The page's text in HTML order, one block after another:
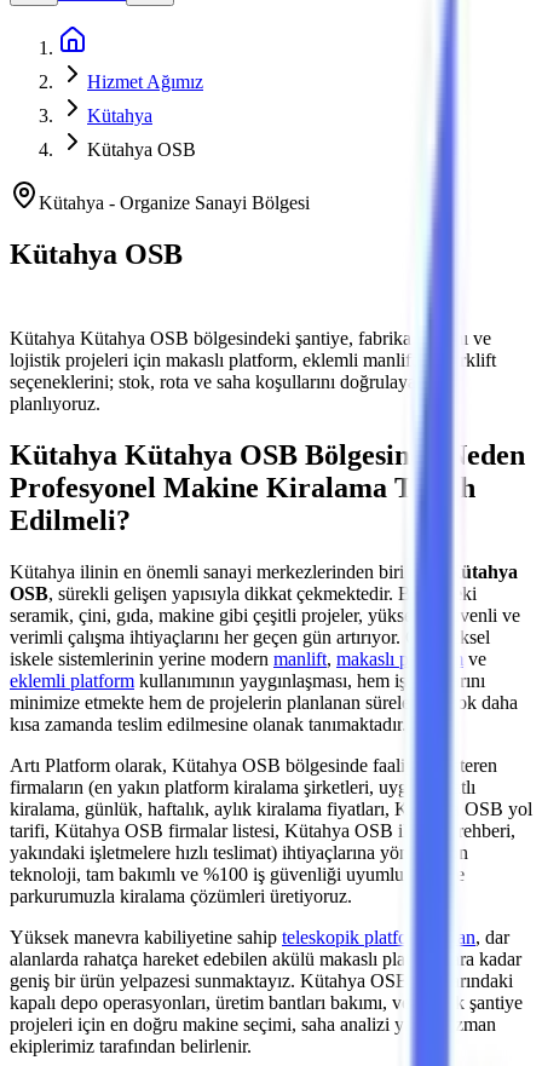
Hizmet Ağımız
Kütahya
Kütahya OSB
Kütahya - Organize Sanayi Bölgesi
Kütahya OSB
Kütahya Kütahya OSB bölgesindeki şantiye, fabrika bakımı ve
lojistik projeleri için makaslı platform, eklemli manlift ve forklift
seçeneklerini; stok, rota ve saha koşullarını doğrulayarak
planlıyoruz.
Kütahya Kütahya OSB Bölgesinde Neden
Profesyonel Makine Kiralama Tercih
Edilmeli?
Kütahya ilinin en önemli sanayi merkezlerinden biri olan
Kütahya
OSB, sürekli gelişen yapısıyla dikkat çekmektedir. Bölgedeki
seramik, çini, gıda, makine gibi çeşitli projeler, yüksekte güvenli ve
verimli çalışma ihtiyaçlarını her geçen gün artırıyor. Geleneksel
iskele sistemlerinin yerine modern manlift, makaslı platform ve
eklemli platform kullanımının yaygınlaşması, hem iş kazalarını
minimize etmekte hem de projelerin planlanan sürelerden çok daha
kısa zamanda teslim edilmesine olanak tanımaktadır.
Artı Platform olarak, Kütahya OSB bölgesinde faaliyet gösteren
firmaların (en yakın platform kiralama şirketleri, uygun fiyatlı
kiralama, günlük, haftalık, aylık kiralama fiyatları, Kütahya OSB yol
tarifi, Kütahya OSB firmalar listesi, Kütahya OSB iletişim rehberi,
yakındaki işletmelere hızlı teslimat) ihtiyaçlarına yönelik son
teknoloji, tam bakımlı ve %100 iş güvenliği uyumlu makine
parkurumuzla kiralama çözümleri üretiyoruz.
Yüksek manevra kabiliyetine sahip teleskopik platformlardan, dar
alanlarda rahatça hareket edebilen akülü makaslı platformlara kadar
geniş bir ürün yelpazesi sunmaktayız. Kütahya OSB
sınırlarındaki
kapalı depo operasyonları, üretim bantları bakımı, veya açık şantiye
projeleri için en doğru makine seçimi, saha analizi yapan uzman
ekiplerimiz tarafından belirlenir.